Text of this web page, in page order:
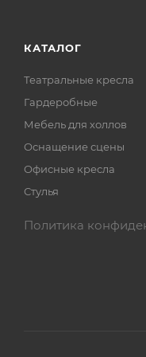
КАТАЛОГ
Театральные кресла
Гардеробные
Мебель для холлов
Оснащение сцены
Офисные кресла
Стулья
Политика